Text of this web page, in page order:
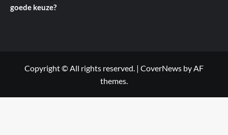
goede keuze?
Copyright © All rights reserved. | CoverNews by AF
themes.